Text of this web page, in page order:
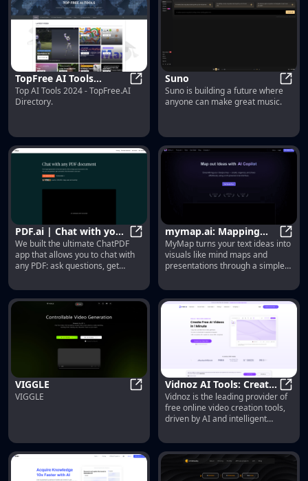
TopFree AI Tools
Directory
TopFree AI Tools Directory
Top AI Tools 2024 - TopFree.AI
Directory.
Suno
Suno
Suno is building a future where
anyone can make great music.
PDF.ai | Chat with your
PDF documents
PDF.ai | Chat with your PDF
We built the ultimate ChatPDF
app that allows you to chat with
any PDF: ask questions, get
need!
mymap.ai: Mapping
Ideas That Change the
World
MyMap turns your text ideas into
visuals like mind maps and
presentations through a simple
teachers, and professionals with
no design skills required. It’s your
time-saving tool for easy,
collaborative visual creation
VIGGLE
VIGGLE
VIGGLE
Vidnoz AI Tools: Create
FREE Engaging AI
Videos 10X Faster
Vidnoz is the leading provider of
free online video creation tools,
driven by AI and intelligent
to make winning videos!